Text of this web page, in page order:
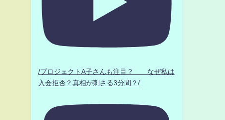
/プロジェクトA子さんも注目？ なぜ私は
入会拒否？真相が刺さる3分間？/